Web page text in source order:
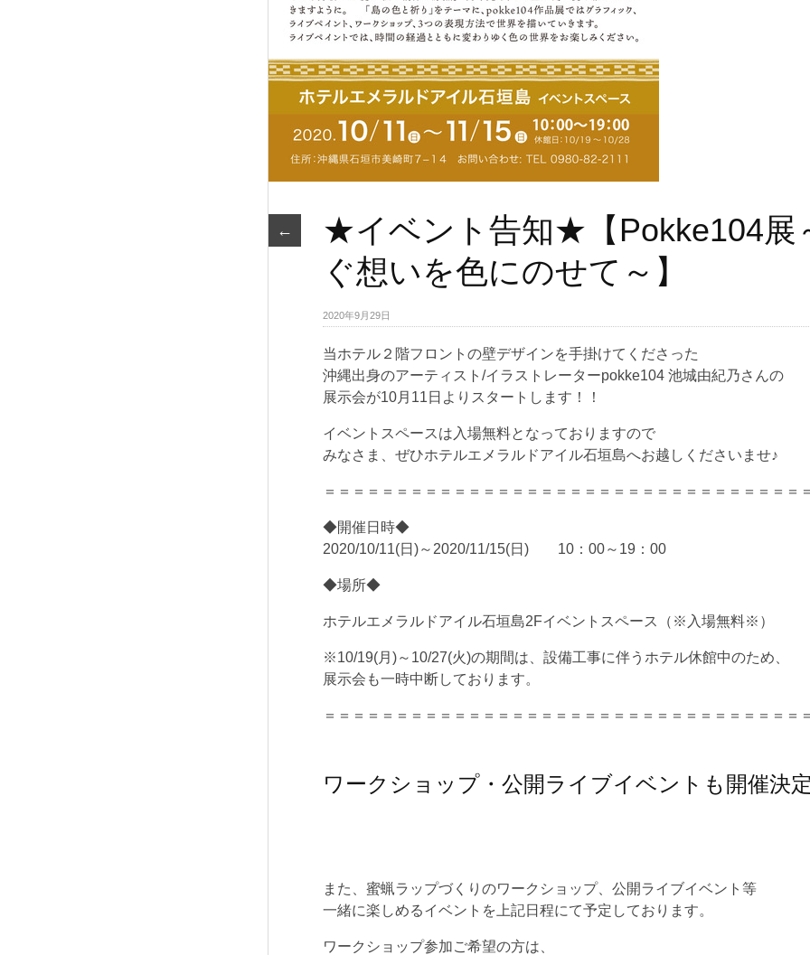
←
★イベント告知★【Pokke104展
ぐ想いを色にのせて～】
2020年9月29日
当ホテル２階フロントの壁デザインを手掛けてくださった
沖縄出身のアーティスト/イラストレーターpokke104 池城由紀乃さんの
展示会が10月11日よりスタートします！！
イベントスペースは入場無料となっておりますので
みなさま、ぜひホテルエメラルドアイル石垣島へお越しくださいませ♪
＝＝＝＝＝＝＝＝＝＝＝＝＝＝＝＝＝＝＝＝＝＝＝＝＝＝＝＝＝＝＝＝＝
◆開催日時◆
2020/10/11(日)～2020/11/15(日) 10：00～19：00
◆場所◆
ホテルエメラルドアイル石垣島2Fイベントスペース（※入場無料※）
※10/19(月)～10/27(火)の期間は、設備工事に伴うホテル休館中のため、
展示会も一時中断しております。
＝＝＝＝＝＝＝＝＝＝＝＝＝＝＝＝＝＝＝＝＝＝＝＝＝＝＝＝＝＝＝＝＝
ワークショップ・公開ライブイベントも開催決
また、蜜蝋ラップづくりのワークショップ、公開ライブイベント等
一緒に楽しめるイベントを上記日程にて予定しております。
ワークショップ参加ご希望の方は、